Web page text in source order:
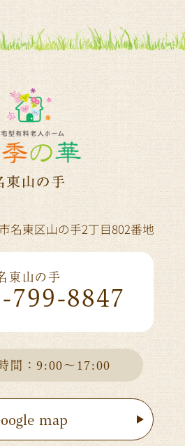
名東区山の手2丁目802番地
東山の手
799-8847
間：9:00～17:00
map